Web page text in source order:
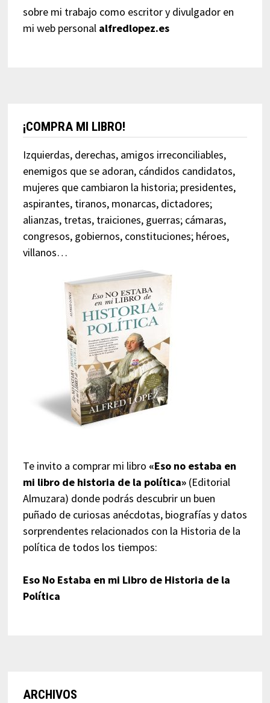
sobre mi trabajo como escritor y divulgador en
mi web personal alfredlopez.es
¡COMPRA MI LIBRO!
Izquierdas, derechas, amigos irreconciliables,
enemigos que se adoran, cándidos candidatos,
mujeres que cambiaron la historia; presidentes,
aspirantes, tiranos, monarcas, dictadores;
alianzas, tretas, traiciones, guerras; cámaras,
congresos, gobiernos, constituciones; héroes,
villanos…
Te invito a comprar mi libro «Eso no estaba en
mi libro de historia de la política»(Editorial
Almuzara) donde podrás descubrir un buen
puñado de curiosas anécdotas, biografías y datos
sorprendentes relacionados con la Historia de la
política de todos los tiempos:
Eso No Estaba en mi Libro de Historia de la
Política
ARCHIVOS